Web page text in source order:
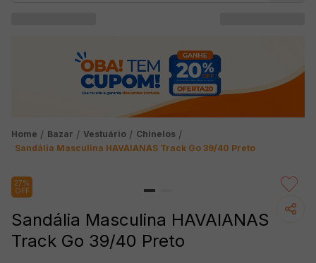
Bazar Vestuário
Chinelos
Sandália Masculina HAVAIANAS Track Go 39/40 Preto
27%
OFF
Sandália Masculina HAVAIANAS
Track Go 39/40 Preto